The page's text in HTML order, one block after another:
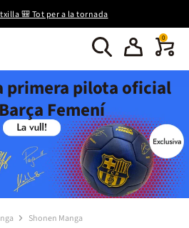
🎒 Tot per a la tornada
0
primera pilota oficial
Femení
Shonen Manga